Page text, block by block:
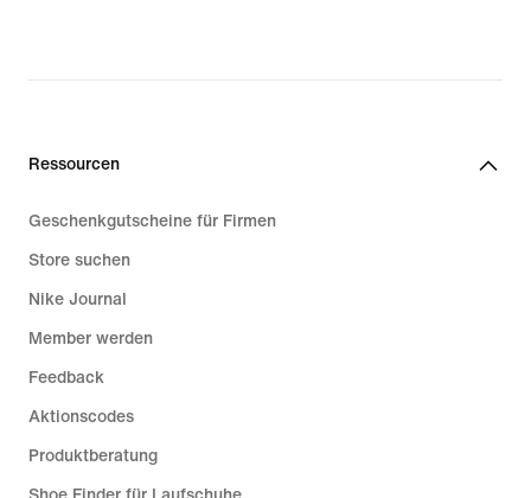
Ressourcen
Geschenkgutscheine für Firmen
Store suchen
Nike Journal
Member werden
Feedback
Aktionscodes
Produktberatung